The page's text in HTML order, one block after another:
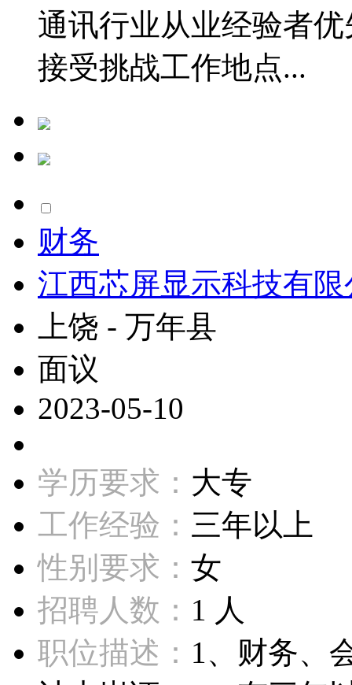
通讯行业从业经验者
接受挑战工作地点...
财务
江西芯屏显示科技有限
上饶 - 万年县
面议
2023-05-10
学历要求： 大专
工作经验： 三年以上
性别要求： 女
招聘人数： 1 人
职位描述： 1、财务、